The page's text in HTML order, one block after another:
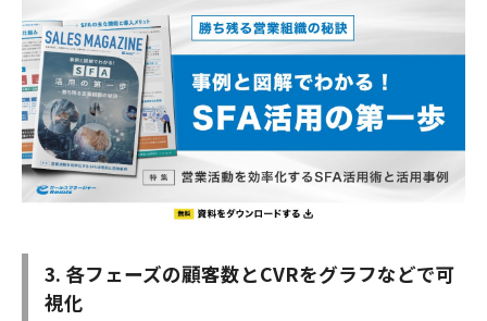
3. 各フェーズの顧客数とCVRをグラフなどで可
視化